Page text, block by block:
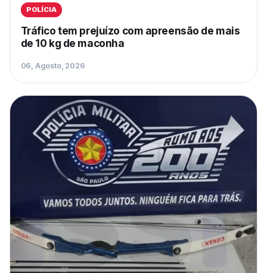
POLÍCIA
Tráfico tem prejuízo com apreensão de mais
de 10 kg de maconha
06, Agosto, 2026